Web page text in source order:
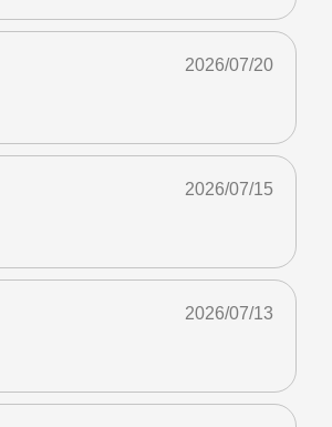
2026/07/20
2026/07/15
2026/07/13